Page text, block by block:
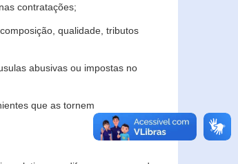
contratações;
qualidade, tributos
abusivas ou impostas no
que as tornem